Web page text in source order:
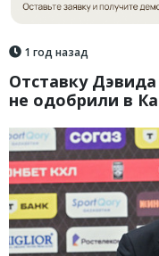
1 год назад
Отставку
не одобрили в